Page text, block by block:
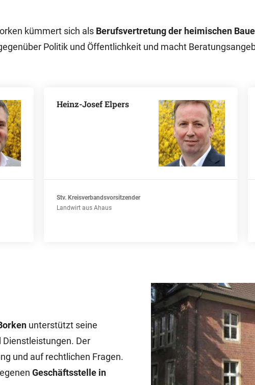
kümmert sich als Berufsvertretung der heimischen
Politik und Öffentlichkeit und macht
Heinz-Josef Elpers
Stv. Kreisverbandsvorsitzender
Landwirt aus Ahaus
unterstützt seine
Der
und auf rechtlichen Fragen.
Geschäftsstelle in